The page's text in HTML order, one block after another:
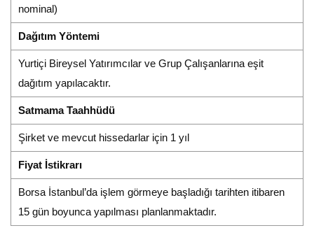
nominal)
Dağıtım Yöntemi
Yurtiçi Bireysel Yatırımcılar ve Grup Çalışanlarına eşit
dağıtım yapılacaktır.
Satmama Taahhüdü
Şirket ve mevcut hissedarlar için 1 yıl
Fiyat İstikrarı
Borsa İstanbul’da işlem görmeye başladığı tarihten itibaren
15 gün boyunca yapılması planlanmaktadır.